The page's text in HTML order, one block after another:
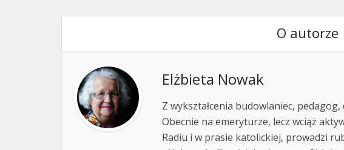
O autorze
Elżbieta Nowak
Z wykształcenia budowlaniec,
Obecnie na emeryturze, lecz wciąż
Radiu i w prasie katolickiej, prowadzi